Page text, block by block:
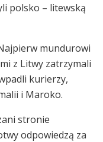
polsko – litewską
mundurowi
z Litwy zatrzymali
kurierzy,
i Maroko.
stronie
odpowiedzą za